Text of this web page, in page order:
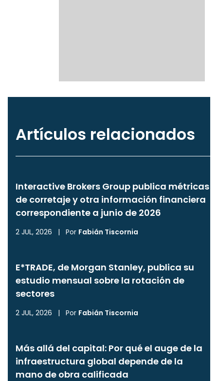
Artículos relacionados
Interactive Brokers Group publica métricas
de corretaje y otra información financiera
correspondiente a junio de 2026
2 JUL, 2026 | Por Fabián Tiscornia
E*TRADE, de Morgan Stanley, publica su
estudio mensual sobre la rotación de
sectores
2 JUL, 2026 | Por Fabián Tiscornia
Más allá del capital: Por qué el auge de la
infraestructura global depende de la
mano de obra calificada